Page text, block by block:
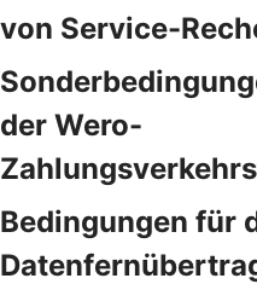
von Service-
der Wero-
Bedingungen für